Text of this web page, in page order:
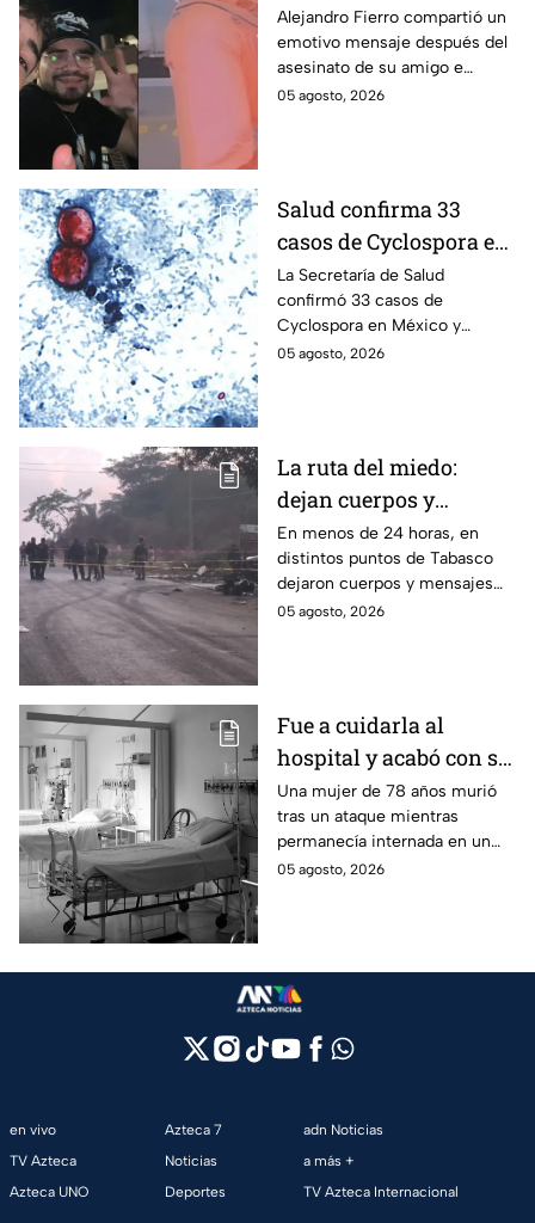
Así reaccionó
Alejandro Fierro al
asesinato del
influencer César
Alejandro Fierro compartió un
emotivo mensaje después del
asesinato de su amigo e
influencer César Gastélum;
05 agosto, 2026
Salud confirma 33
casos de Cyclospora en
México: ¿en qué estado
se reportan los brotes
de diarrea explosiva?
La Secretaría de Salud
confirmó 33 casos de
Cyclospora en México y
mantiene investigaciones en
05 agosto, 2026
La ruta del miedo:
dejan cuerpos y
mensajes criminales
en carreteras de
Tabasco en un solo día
En menos de 24 horas, en
distintos puntos de Tabasco
dejaron cuerpos y mensajes
criminales en varias carreteras
05 agosto, 2026
Fue a cuidarla al
hospital y acabó con su
vida: Hombre habría
asfixiado a su suegra
mientras estaba
internada en Veracruz
Una mujer de 78 años murió
tras un ataque mientras
permanecía internada en un
hospital de Veracruz;
05 agosto, 2026
en vivo
TV Azteca
Azteca UNO
Azteca 7
Noticias
Deportes
adn Noticias
a más +
TV Azteca Internacional